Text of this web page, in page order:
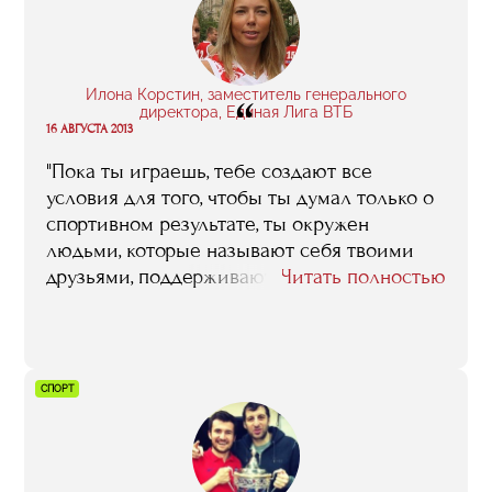
Илона Корстин, заместитель генерального
директора, Единая Лига ВТБ
“
16 АВГУСТА 2013
"Пока ты играешь, тебе создают все
условия для того, чтобы ты думал только о
спортивном результате, ты окружен
людьми, которые называют себя твоими
друзьями, поддерживают тебя. Но в один
самостоятельно. С этой точки зрения
программа «Менеджмент в игровых видах
спорта» хороша тем, что позволяет
спортсменам, завершившим карьеру,
Читать полностью
СПОРТ